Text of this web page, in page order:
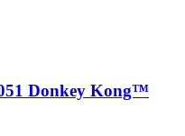
Donkey Kong™